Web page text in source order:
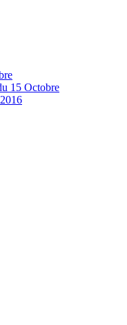
15 Octobre